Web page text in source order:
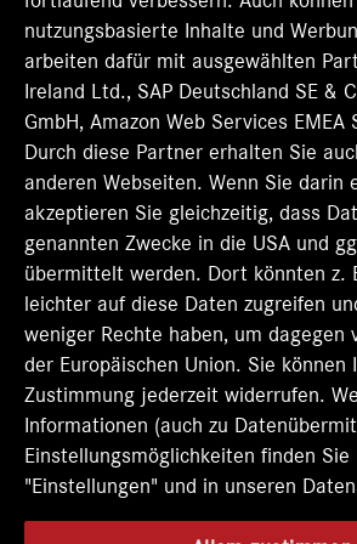
n
R
e
g
i
s
e
r
k
a
r
t
g
e
ö
f
f
n
e
t
.
R
e
g
s
t
r
k
a
r
t
e
g
e
ö
f
f
n
e
.
n
R
g
i
s
e
r
a
r
t
g
e
ö
f
f
n
e
t
.
n
R
g
i
s
e
r
a
r
t
g
e
ö
f
f
n
t
.
nutzungsbasierte Inhalte und
arbeiten dafür mit ausgewählten
Ireland Ltd., SAP Deutschland SE &
GmbH, Amazon Web Services EMEA
Durch diese Partner erhalten Sie
anderen Webseiten. Wenn Sie darin
akzeptieren Sie gleichzeitig, dass
genannten Zwecke in die USA und
übermittelt werden. Dort könnten z.
leichter auf diese Daten zugreifen
weniger Rechte haben, um dagegen
der Europäischen Union. Sie können
Zustimmung jederzeit widerrufen.
Informationen (auch zu
Einstellungsmöglichkeiten finden Sie
"Einstellungen" und in unseren